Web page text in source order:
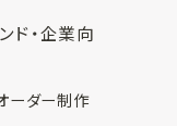
ド・企業向
ーダー制作